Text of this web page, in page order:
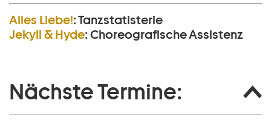
Alles Liebe!:Tanzstatisterie
Jekyll & Hyde: Choreografische Assistenz
Nächste Termine: